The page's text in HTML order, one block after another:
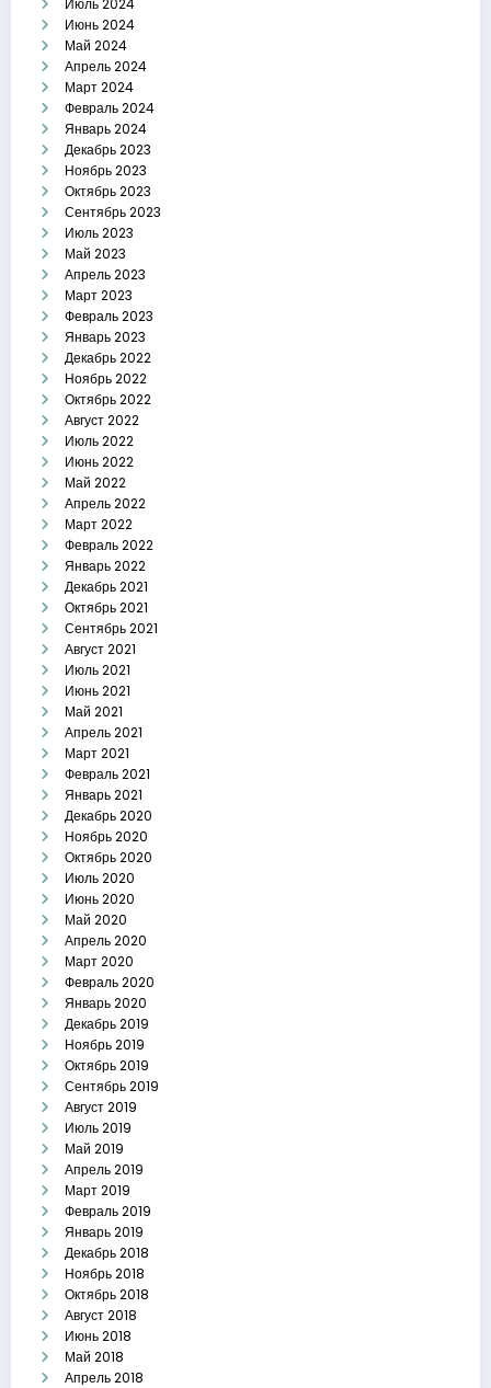
Июль 2024
Июнь 2024
Май 2024
Апрель 2024
Март 2024
Февраль 2024
Январь 2024
Декабрь 2023
Ноябрь 2023
Октябрь 2023
Сентябрь 2023
Июль 2023
Май 2023
Апрель 2023
Март 2023
Февраль 2023
Январь 2023
Декабрь 2022
Ноябрь 2022
Октябрь 2022
Август 2022
Июль 2022
Июнь 2022
Май 2022
Апрель 2022
Март 2022
Февраль 2022
Январь 2022
Декабрь 2021
Октябрь 2021
Сентябрь 2021
Август 2021
Июль 2021
Июнь 2021
Май 2021
Апрель 2021
Март 2021
Февраль 2021
Январь 2021
Декабрь 2020
Ноябрь 2020
Октябрь 2020
Июль 2020
Июнь 2020
Май 2020
Апрель 2020
Март 2020
Февраль 2020
Январь 2020
Декабрь 2019
Ноябрь 2019
Октябрь 2019
Сентябрь 2019
Август 2019
Июль 2019
Май 2019
Апрель 2019
Март 2019
Февраль 2019
Январь 2019
Декабрь 2018
Ноябрь 2018
Октябрь 2018
Август 2018
Июнь 2018
Май 2018
Апрель 2018